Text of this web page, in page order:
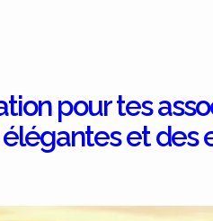
pour tes
et des